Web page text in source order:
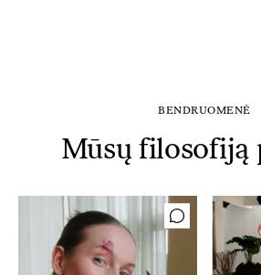
BENDRUOMENĖ
Mūsų filosofiją